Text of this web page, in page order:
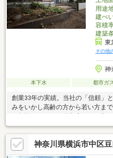
用途
建ぺ
容積
建築
東
その他
神
本下水 都市ガ
創業33年の実績。当社の「信頼」
みをいかし高齢の方から若い方ま
ん相談しやすい不動産店』を目指
スして話していただけるカジュア
案から、住みやすさの情報資産運
夢をかなえるためのプランまでお
産の相談が多様化するこの時代こ
神奈川県横浜市中区